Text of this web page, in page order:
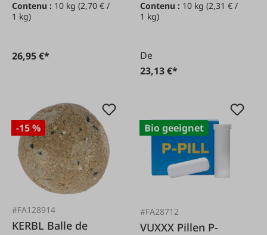
Contenu : 10 kg (2,70 € /
1 kg)
26,95 €*
Contenu : 10 kg(2,31 € /
1 kg)
De
23,13 €*
-15 %
#FA128914
KERBL Balle de
Bio geeignet
#FA28712
VUXXX Pillen P-